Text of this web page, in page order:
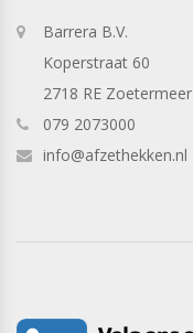
Barrera B.V.
Koperstraat 60
2718 RE Zoetermeer
079 2073000
info@afzethekken.nl